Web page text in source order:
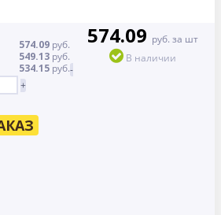
574.09 руб.
549.13 руб.
534.15 руб.
574.09 руб. за шт
В наличии
-
+